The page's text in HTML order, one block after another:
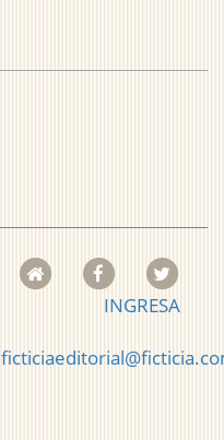
INGRESA